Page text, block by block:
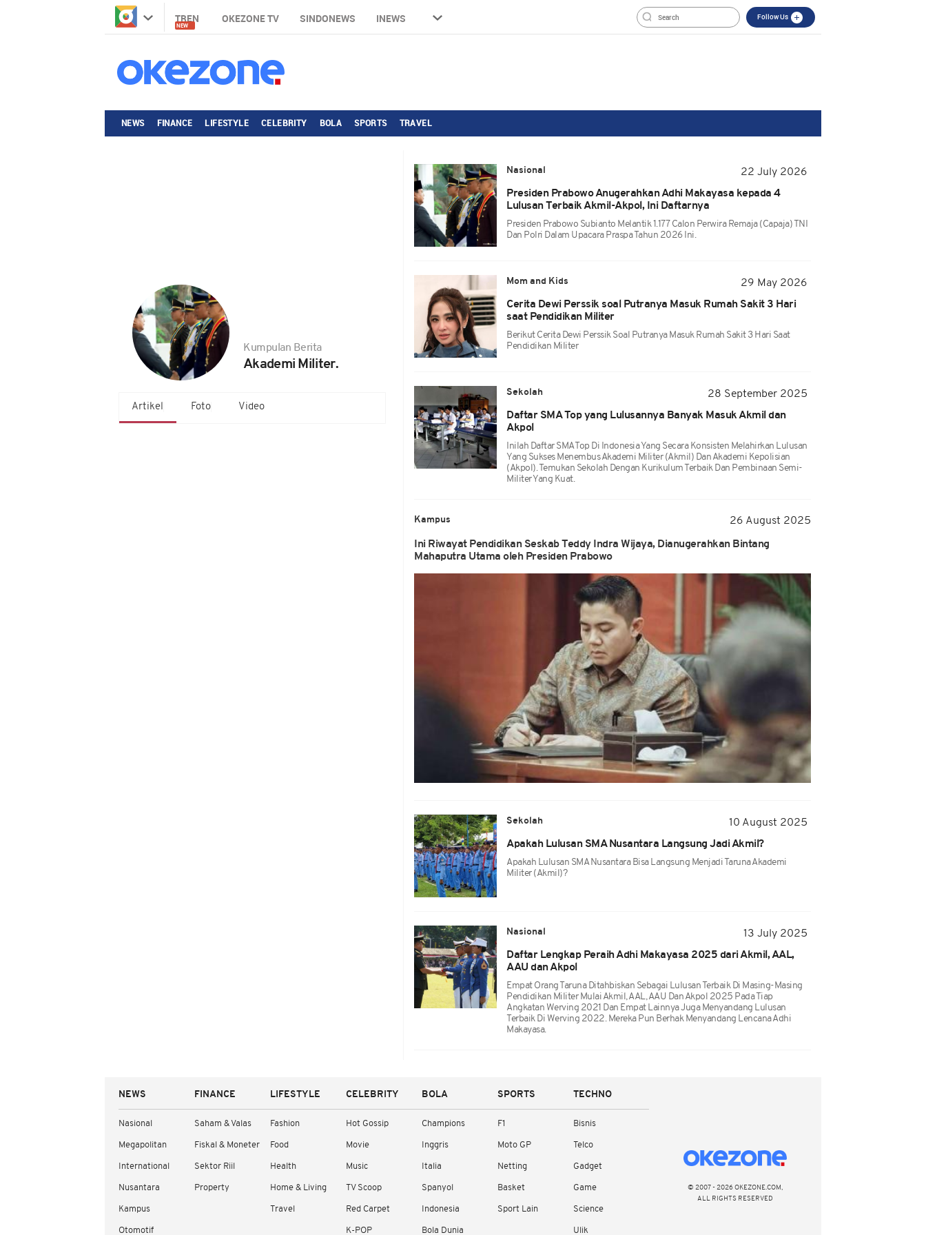
TREN
NEW
OKEZONE TV SINDONEWS INEWS Follow Us
NEWS FINANCE LIFESTYLE CELEBRITY BOLA SPORTS TRAVEL
Kumpulan Berita
Akademi Militer.
Artikel Foto Video
Nasional
22 July 2026
Presiden Prabowo Anugerahkan Adhi Makayasa kepada 4
Lulusan Terbaik Akmil-Akpol, Ini Daftarnya
Presiden Prabowo Subianto Melantik 1.177 Calon Perwira Remaja (Capaja) TNI
Dan Polri Dalam Upacara Praspa Tahun 2026 Ini.
Mom and Kids
29 May 2026
Cerita Dewi Perssik soal Putranya Masuk Rumah Sakit 3 Hari
saat Pendidikan Militer
Berikut Cerita Dewi Perssik Soal Putranya Masuk Rumah Sakit 3 Hari Saat
Pendidikan Militer
Sekolah
28 September 2025
Daftar SMA Top yang Lulusannya Banyak Masuk Akmil dan
Akpol
Inilah Daftar SMA Top Di Indonesia Yang Secara Konsisten Melahirkan Lulusan
Yang Sukses Menembus Akademi Militer (Akmil) Dan Akademi Kepolisian
(Akpol). Temukan Sekolah Dengan Kurikulum Terbaik Dan Pembinaan Semi-
Militer Yang Kuat.
Kampus 26 August 2025
Ini Riwayat Pendidikan Seskab Teddy Indra Wijaya, Dianugerahkan Bintang
Mahaputra Utama oleh Presiden Prabowo
Sekolah
10 August 2025
Apakah Lulusan SMA Nusantara Langsung Jadi Akmil?
Apakah Lulusan SMA Nusantara Bisa Langsung Menjadi Taruna Akademi
Militer (Akmil)?
Nasional
13 July 2025
Daftar Lengkap Peraih Adhi Makayasa 2025 dari Akmil, AAL,
AAU dan Akpol
Empat Orang Taruna Ditahbiskan Sebagai Lulusan Terbaik Di Masing-Masing
Pendidikan Militer Mulai Akmil, AAL, AAU Dan Akpol 2025 Pada Tiap
Angkatan Werving 2021 Dan Empat Lainnya Juga Menyandang Lulusan
Terbaik Di Werving 2022. Mereka Pun Berhak Menyandang Lencana Adhi
Makayasa.
NEWS
Nasional
Megapolitan
International
Nusantara
Kampus
Otomotif
FINANCE
Saham & Valas
Fiskal & Moneter
Sektor Riil
Property
LIFESTYLE
Fashion
Food
Health
Home & Living
Travel
CELEBRITY
Hot Gossip
Movie
Music
TV Scoop
Red Carpet
K-POP
BOLA
Champions
Inggris
Italia
Spanyol
Indonesia
Bola Dunia
SPORTS
F1
Moto GP
Netting
Basket
Sport Lain
TECHNO
Bisnis
Telco
Gadget
Game
Science
Ulik
© 2007 - 2026 OKEZONE.COM,
ALL RIGHTS RESERVED